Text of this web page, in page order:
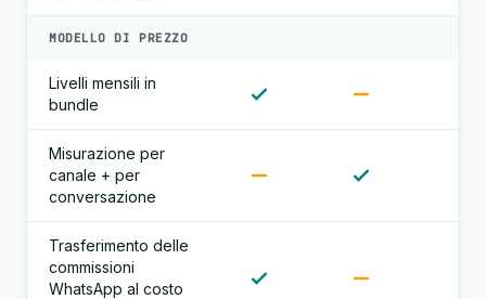
MODELLO DI PREZZO
Livelli mensili in
bundle
Misurazione per
canale + per
conversazione
Trasferimento delle
commissioni
WhatsApp al costo